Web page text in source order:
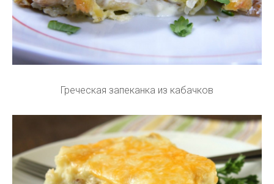
Греческая запеканка из кабачков